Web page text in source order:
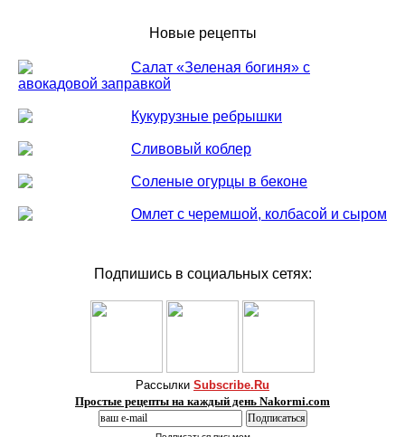
Новые рецепты
Салат «Зеленая богиня» с
авокадовой заправкой
Кукурузные ребрышки
Сливовый коблер
Соленые огурцы в беконе
Омлет с черемшой, колбасой и сыром
Подпишись в социальных сетях:
Рассылки Subscribe.Ru
Простые рецепты на каждый день Nakormi.com